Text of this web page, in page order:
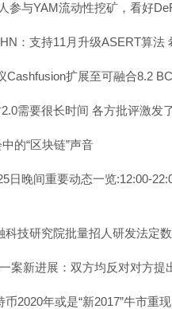
参与YAM流动性挖矿，看好
：支持11月升级ASERT算法
Cashfusion扩展至可融合8.2
需要很长时间 各方批评激发
的“区块链”声音
日晚间重要动态一览:12:00-
科技研究院批量招人研发法定数
案新进展：双方均反对对方提
2020年或是“新2017”牛市重现